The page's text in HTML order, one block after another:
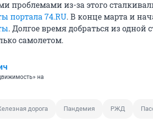
проблемами из-за этого
портала 74.RU. В конце марта и
. Долгое время добраться из одной
самолетом.
на
дорога Пандемия РЖД